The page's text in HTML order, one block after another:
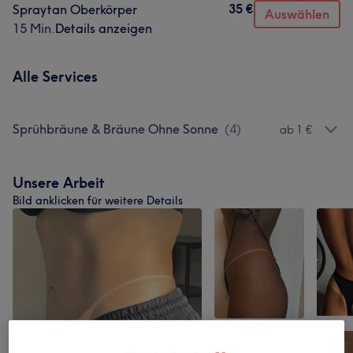
Spraytan Oberkörper
15 Min.Details anzeigen
35 € Auswählen
Alle Services
Sprühbräune & Bräune Ohne Sonne (4) ab 1 €
Unsere Arbeit
Bild anklicken für weitere Details